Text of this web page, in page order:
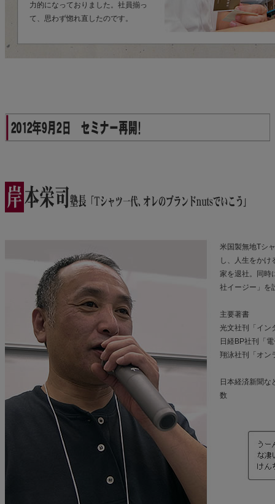
力的になっておりました。社員揃っ
て、思わず惚れ直したのです。
米国製無地Tシ
し、人生をか
家を退社。同時
社イージー」を
主要著書
光文社刊「イン
日経BP社刊「
翔泳社刊「オン
日本経済新聞
数